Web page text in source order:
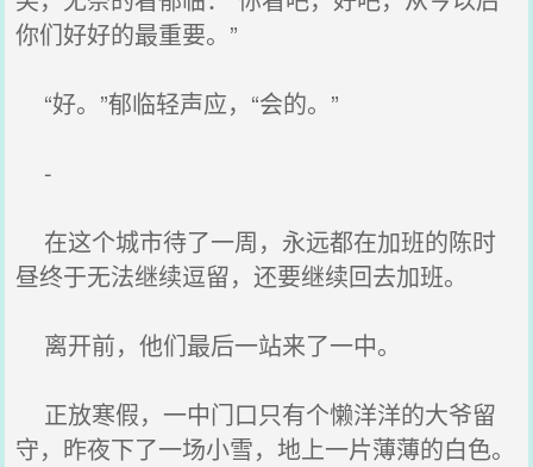
你们好好的最重要。”
“好。”郁临轻声应，“会的。”
-
在这个城市待了一周，永远都在加班的陈时
昼终于无法继续逗留，还要继续回去加班。
离开前，他们最后一站来了一中。
正放寒假，一中门口只有个懒洋洋的大爷留
守，昨夜下了一场小雪，地上一片薄薄的白色。